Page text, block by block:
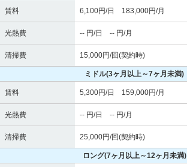
賃料 6,100円/日 183,000円/月
光熱費 -- 円/日 -- 円/月
清掃費 15,000円/回(契約時)
ミドル(3ヶ月以上～7ヶ月未満)
賃料 5,300円/日 159,000円/月
光熱費 -- 円/日 -- 円/月
清掃費 25,000円/回(契約時)
ロング(7ヶ月以上～12ヶ月未満)